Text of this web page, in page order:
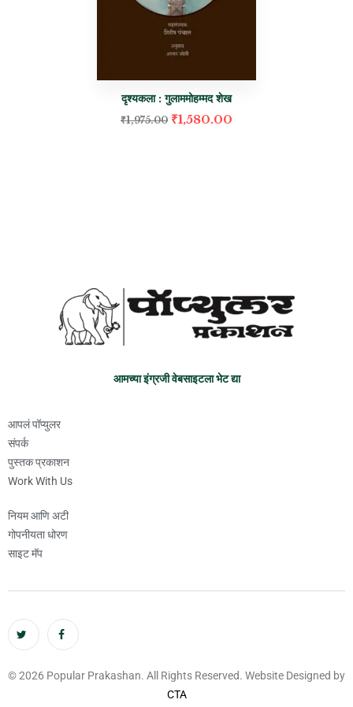
दृश्यकला : गुलाममोहम्मद शेख
₹1,975.00 ₹1,580.00
आमच्या इंग्रजी वेबसाइटला भेट द्या
आपलं पॉप्युलर
संपर्क
पुस्तक प्रकाशन
Work With Us
नियम आणि अटी
गोपनीयता धोरण
साइट मॅप
© 2026 Popular Prakashan. All Rights Reserved. Website Designed by
CTA